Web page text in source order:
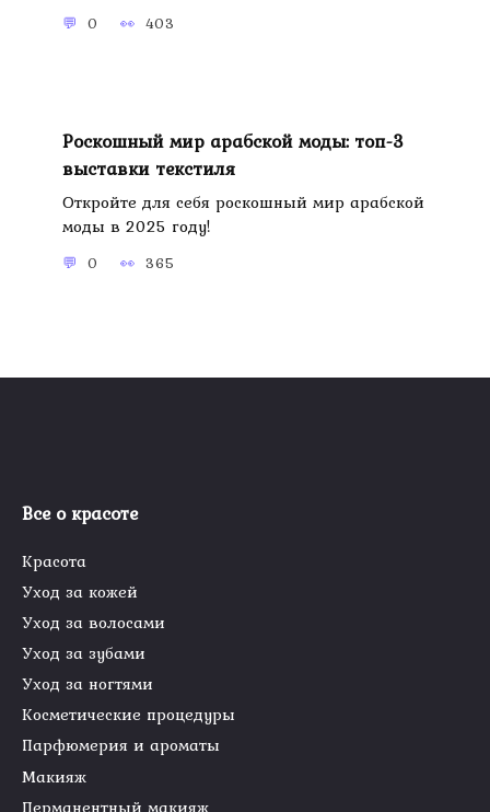
0 403
Роскошный мир арабской моды: топ-3
выставки текстиля
Откройте для себя роскошный мир арабской
моды в 2025 году!
0 365
Все о красоте
Красота
Уход за кожей
Уход за волосами
Уход за зубами
Уход за ногтями
Косметические процедуры
Парфюмерия и ароматы
Макияж
Перманентный макияж